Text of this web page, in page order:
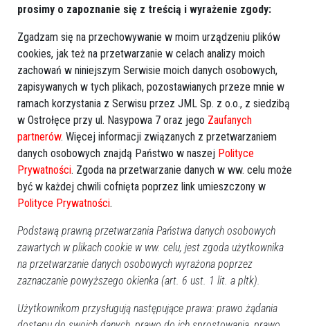
5zapalonych świeczek
🕯Zapal świeczkę ↗Udostępnij
wróć
prosimy o zapoznanie się z treścią i wyrażenie zgody:
Zgadzam się na przechowywanie w moim urządzeniu plików
cookies, jak też na przetwarzanie w celach analizy moich
zachowań w niniejszym Serwisie moich danych osobowych,
zapisywanych w tych plikach, pozostawianych przeze mnie w
ramach korzystania z Serwisu przez JML Sp. z o.o., z siedzibą
w Ostrołęce przy ul. Nasypowa 7 oraz jego Zaufanych
partnerów. Więcej informacji związanych z przetwarzaniem
danych osobowych znajdą Państwo w naszej Polityce
Prywatności. Zgoda na przetwarzanie danych w ww. celu może
być w każdej chwili cofnięta poprzez link umieszczony w
Polityce Prywatności.
Podstawą prawną przetwarzania Państwa danych osobowych
zawartych w plikach cookie w ww. celu, jest zgoda użytkownika
na przetwarzanie danych osobowych wyrażona poprzez
zaznaczanie powyższego okienka (art. 6 ust. 1 lit. a pltk).
Użytkownikom przysługują następujące prawa: prawo żądania